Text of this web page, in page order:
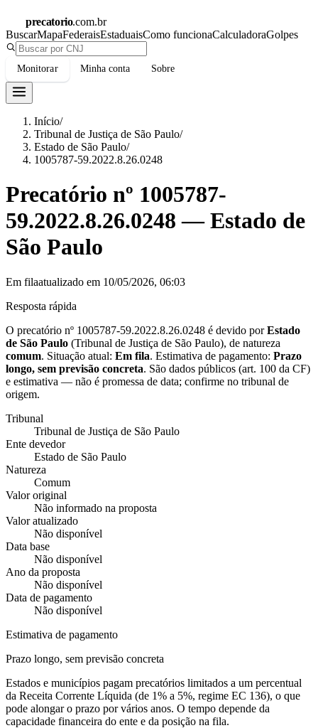
precatorio.com.br
BuscarMapaFederaisEstaduaisComo funcionaCalculadoraGolpes
Monitorar Minha conta Sobre
Início/
Tribunal de Justiça de São Paulo/
Estado de São Paulo/
1005787-59.2022.8.26.0248
Precatório nº 1005787-
59.2022.8.26.0248 —Estado de
São Paulo
Em filaatualizado em 10/05/2026, 06:03
Resposta rápida
O precatório nº 1005787-59.2022.8.26.0248 é devido porEstado
de São Paulo (Tribunal de Justiça de São Paulo), de natureza
comum. Situação atual: Em fila. Estimativa de pagamento: Prazo
longo, sem previsão concreta. São dados públicos (art. 100 da CF)
e estimativa — não é promessa de data; confirme no tribunal de
origem.
Tribunal
Tribunal de Justiça de São Paulo
Ente devedor
Estado de São Paulo
Natureza
Comum
Valor original
Não informado na proposta
Valor atualizado
Não disponível
Data base
Não disponível
Ano da proposta
Não disponível
Data de pagamento
Não disponível
Estimativa de pagamento
Prazo longo, sem previsão concreta
Estados e municípios pagam precatórios limitados a um percentual
da Receita Corrente Líquida (de 1% a 5%, regime EC 136), o que
pode alongar o prazo por vários anos. O tempo depende da
capacidade financeira do ente e da posição na fila.